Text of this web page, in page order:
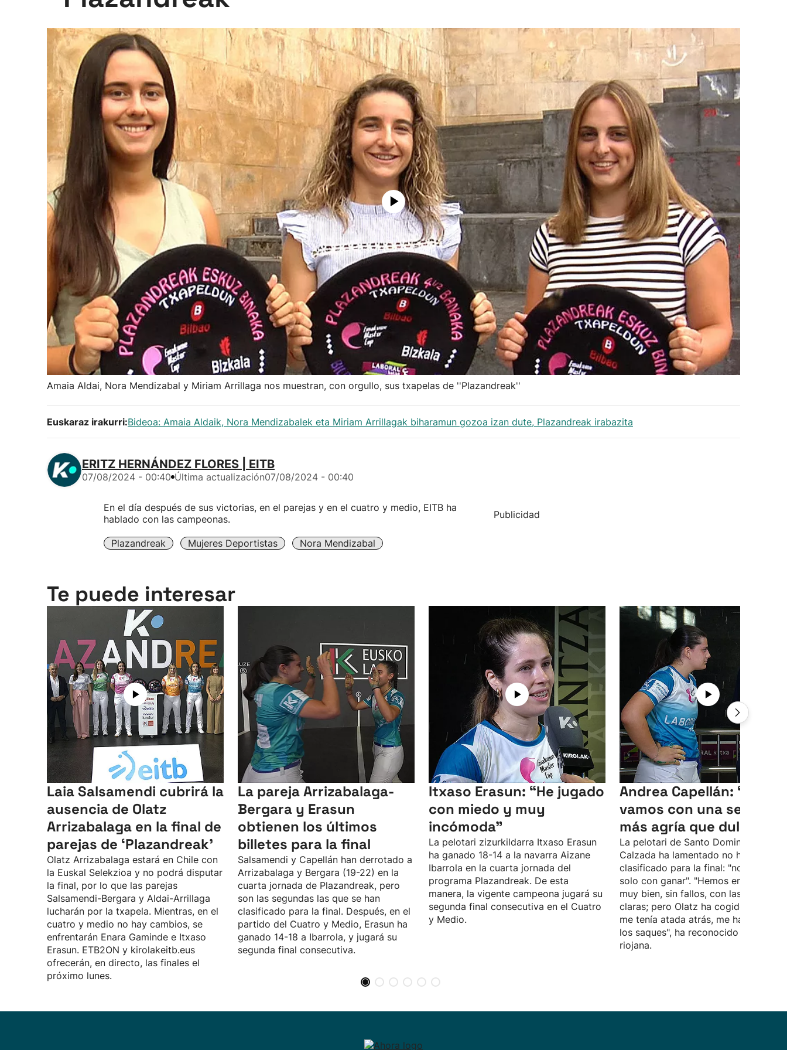
Amaia Aldai, Nora Mendizabal y Miriam Arrillaga nos muestran, con orgullo, sus txapelas de ''Plazandreak''
Euskaraz irakurri:Bideoa: Amaia Aldaik, Nora Mendizabalek eta Miriam Arrillagak biharamun gozoa izan dute, Plazandreak irabazita
ERITZ HERNÁNDEZ FLORES | EITB
07/08/2024 - 00:40 Última actualización07/08/2024 - 00:40
En el día después de sus victorias, en el parejas y en el cuatro y medio, EITB ha
hablado con las campeonas.
Plazandreak Mujeres Deportistas Nora Mendizabal
Publicidad
Te puede interesar
Laia Salsamendi cubrirá la
ausencia de Olatz
Arrizabalaga en la final de
parejas de ‘Plazandreak'
Olatz Arrizabalaga estará en Chile con
la Euskal Selekzioa y no podrá disputar
la final, por lo que las parejas
Salsamendi-Bergara y Aldai-Arrillaga
lucharán por la txapela. Mientras, en el
cuatro y medio no hay cambios, se
enfrentarán Enara Gaminde e Itxaso
Erasun. ETB2ON y kirolakeitb.eus
ofrecerán, en directo, las finales el
próximo lunes.
La pareja Arrizabalaga-
Bergara y Erasun
obtienen los últimos
billetes para la final
Salsamendi y Capellán han derrotado a
Arrizabalaga y Bergara (19-22) en la
cuarta jornada de Plazandreak, pero
son las segundas las que se han
clasificado para la final. Después, en el
partido del Cuatro y Medio, Erasun ha
ganado 14-18 a Ibarrola, y jugará su
segunda final consecutiva.
Itxaso Erasun: “He jugado
con miedo y muy
incómoda"
La pelotari zizurkildarra Itxaso Erasun
ha ganado 18-14 a la navarra Aizane
Ibarrola en la cuarta jornada del
programa Plazandreak. De esta
manera, la vigente campeona jugará su
segunda final consecutiva en el Cuatro
y Medio.
Andrea Capellán: “Nos
vamos con una
más agría que dulce"
La pelotari de Santo Domingo de la
Calzada ha lamentado no haberse
clasificado para la final: "no nos valía
solo con ganar". "Hemos empezado
muy bien, sin fallos, con las ideas
claras; pero Olatz ha cogido el
me tenía atada atrás, me ha crujido
los saques", ha reconocido la zaguera
riojana.